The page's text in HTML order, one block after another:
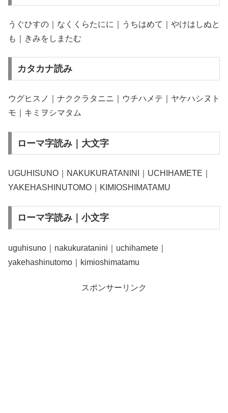
うぐひすの｜なくくらたにに｜うちはめて｜やけはしぬと
も｜きみをしまたむ
カタカナ読み
ウグヒスノ｜ナククラタニニ｜ウチハメテ｜ヤケハシヌト
モ｜キミヲシマタム
ローマ字読み｜大文字
UGUHISUNO｜NAKUKURATANINI｜UCHIHAMETE｜
YAKEHASHINUTOMO｜KIMIOSHIMATAMU
ローマ字読み｜小文字
uguhisuno｜nakukuratanini｜uchihamete｜
yakehashinutomo｜kimioshimatamu
スポンサーリンク